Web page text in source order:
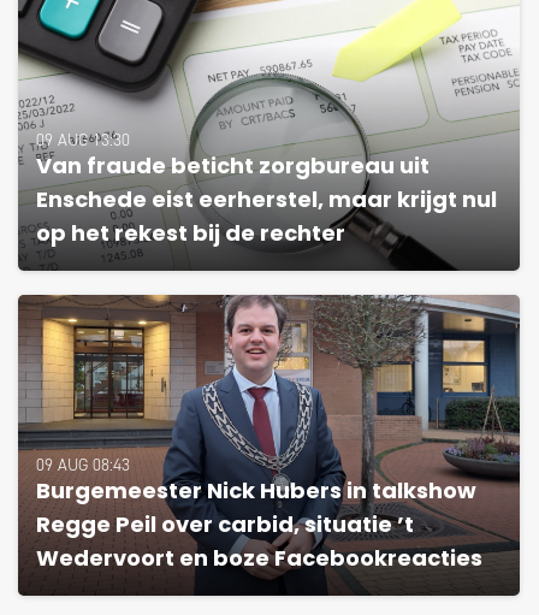
09 AUG 13:30
Van fraude beticht zorgbureau uit
Enschede eist eerherstel, maar krijgt nul
op het rekest bij de rechter
09 AUG 08:43
Burgemeester Nick Hubers in talkshow
Regge Peil over carbid, situatie ’t
Wedervoort en boze Facebookreacties